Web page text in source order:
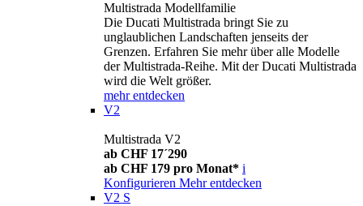
Multistrada Modellfamilie
Die Ducati Multistrada bringt Sie zu
unglaublichen Landschaften jenseits der
Grenzen. Erfahren Sie mehr über alle Modelle
der Multistrada-Reihe. Mit der Ducati Multistrada
wird die Welt größer.
mehr entdecken
V2
Multistrada V2
ab CHF 17´290
ab CHF 179 pro Monat* i
Konfigurieren Mehr entdecken
V2 S